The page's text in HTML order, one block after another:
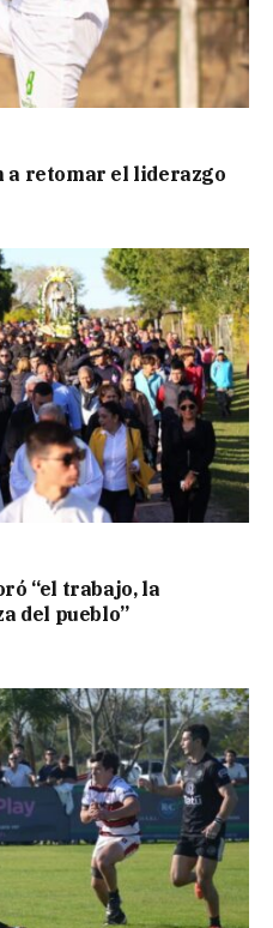
a retomar el liderazgo
“el trabajo, la
del pueblo”